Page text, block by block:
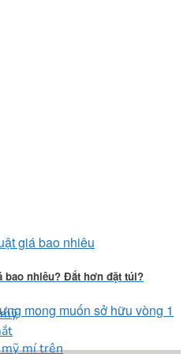
mí trên
bao nhiêu? Đắt hơn đặt túi?
mong muốn sở hữu vòng 1